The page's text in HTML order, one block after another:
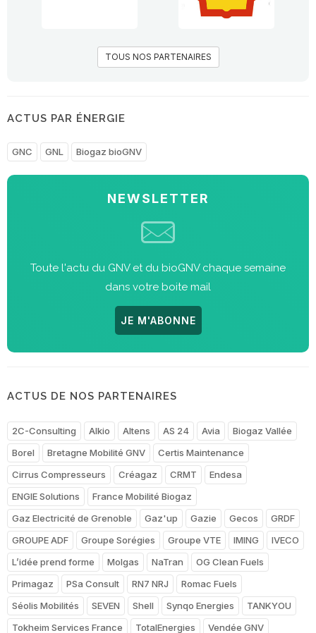
TOUS NOS PARTENAIRES
ACTUS PAR ÉNERGIE
GNC GNL Biogaz bioGNV
NEWSLETTER
Toute l'actu du GNV et du bioGNV chaque semaine
dans votre boite mail
JE M'ABONNE
ACTUS DE NOS PARTENAIRES
2C-Consulting Alkio Altens AS 24 Avia
Biogaz Vallée
Borel
Bretagne Mobilité GNV
Certis Maintenance
Cirrus Compresseurs
Créagaz CRMT
Endesa
ENGIE Solutions
France Mobilité Biogaz
Gaz Electricité de Grenoble
Gaz'up Gazie Gecos
GRDF
GROUPE ADF
Groupe Sorégies Groupe VTE IMING
IVECO
L’idée prend forme
Molgas NaTran
OG Clean Fuels
Primagaz
PSa Consult RN7 NRJ
Romac Fuels
Séolis Mobilités
SEVEN Shell Synqo Energies
TANKYOU
Tokheim Services France
TotalEnergies Vendée GNV